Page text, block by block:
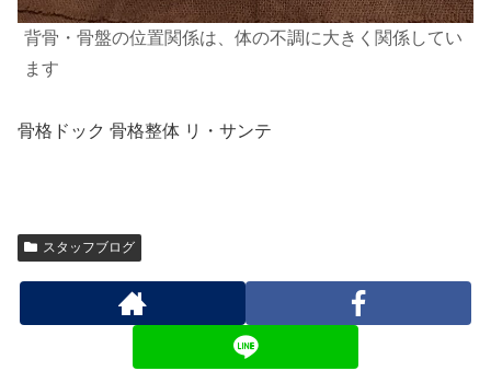
背骨・骨盤の位置関係は、体の不調に大きく関係してい
ます
骨格ドック 骨格整体 リ・サンテ
スタッフブログ